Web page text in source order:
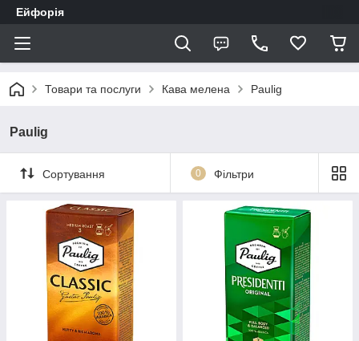
Ейфорія
Товари та послуги Кава мелена Paulig
Paulig
Сортування 0 Фільтри